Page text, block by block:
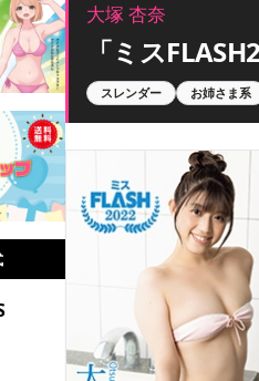
大塚 杏奈
「ミス
スレンダー お姉さま系